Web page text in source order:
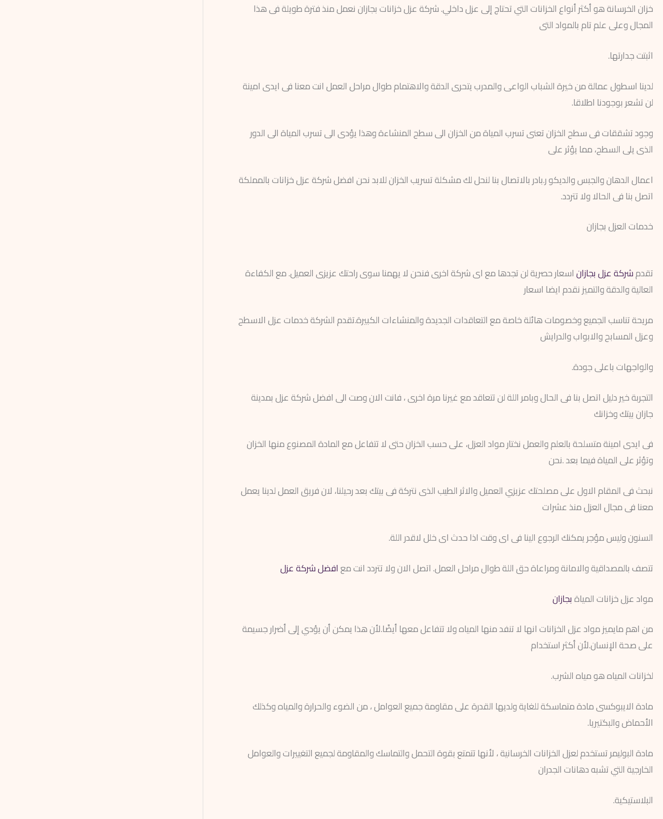
خزان الخرسانة هو أكثر أنواع الخزانات التي تحتاج إلى عزل داخلي. شركة عزل خزانات بجازان نعمل منذ فترة طويلة فى هذا
المجال وعلى علم تام بالمواد التى
اثبتت جدارتها.
لدينا اسطول عمالة من خيرة الشباب الواعى والمدرب يتحرى الدقة والاهتمام طوال مراحل العمل انت معنا فى ايدى امينة
لن تشعر بوجودنا اطلاقا.
وجود تشققات فى سطح الخزان تعنى تسرب المياة من الخزان الى سطح المنشاءة وهذا يؤدى الى تسرب المياة الى الدور
الذى يلى السطح، مما يؤثر على
اعمال الدهان والجبس والديكو ر.بادر بالاتصال بنا لنحل لك مشكلة تسريب الخزان للابد نحن افضل شركة عزل خزانات بالمملكة
اتصل بنا فى الحالا ولا تتردد.
خدمات العزل بجازان
تقدمشركة عزل بجازاناسعار حصرية لن تجدها مع اى شركة اخرى فنحن لا يهمنا سوى راحتك عزيزى العميل. مع الكفاءة
العالية والدقة والتميز نقدم ايضا اسعار
مريحة تناسب الجميع وخصومات هائلة خاصة مع التعاقدات الجديدة والمنشاءات الكبيرة.تقدم الشركة خدمات عزل الاسطح
وعزل المسابح والابواب والدرايش
والواجهات باعلى جودة.
التجربة خير دليل اتصل بنا فى الحال وبامر اللة لن تتعاقد مع غيرنا مرة اخرى ، فانت الان وصت الى افضل شركة عزل بمدينة
جازان بيتك وخزانك
فى ايدى امينة متسلحة بالعلم والعمل نختار مواد العزل، على حسب الخزان حتى لا تتفاعل مع المادة المصنوع منها الخزان
وتؤثر على المياة فيما بعد .نحن
نبحث فى المقام الاول على مصلحتك عزيزي العميل والاثر الطيب الذى نتركة فى بيتك بعد رحيلنا، لان فريق العمل لدينا يعمل
معنا فى مجال العزل منذ عشرات
السنون وليس مؤجر يمكنك الرجوع الينا فى اى وقت اذا حدث اى خلل لاقدر اللة.
تتصف بالمصداقية والامانة ومراعاة حق اللة طوال مراحل العمل. اتصل الان ولا تتردد انت معافضل شركة عزل
مواد عزل خزانات المياةبجازان
من اهم مايميز مواد عزل الخزانات انها لا تنفد منها المياه ولا تتفاعل معها أيضًا.لأن هذا يمكن أن يؤدي إلى أضرار جسيمة
على صحة الإنسان.لأن أكثر استخدام
لخزانات المياه هو مياه الشرب.
مادة الايبوكسى مادة متماسكة للغاية ولديها القدرة على مقاومة جميع العوامل ، من الضوء والحرارة والمياه وكذلك
الأحماض والبكتيريا.
مادة البوليمر تستخدم لعزل الخزانات الخرسانية ، لأنها تتمتع بقوة التحمل والتماسك والمقاومة لجميع التغييرات والعوامل
الخارجية التي تشبه دهانات الجدران
البلاستيكية.